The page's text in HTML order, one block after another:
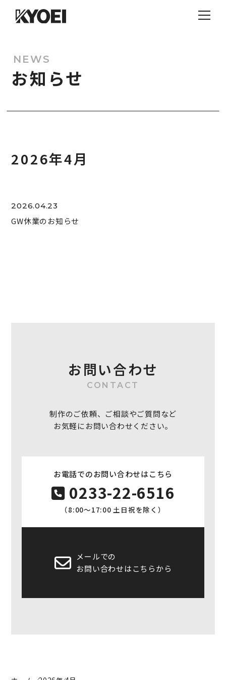
NEWS
お知らせ
2026年4月
2026.04.23
GW休業のお知らせ
お問い合わせ
CONTACT
制作のご依頼、ご相談やご質問など
お気軽にお問い合わせください。
お電話でのお問い合わせはこちら
0233-22-6516
（8:00〜17:00 土日祝を除く）
メールでの
お問い合わせはこちらから